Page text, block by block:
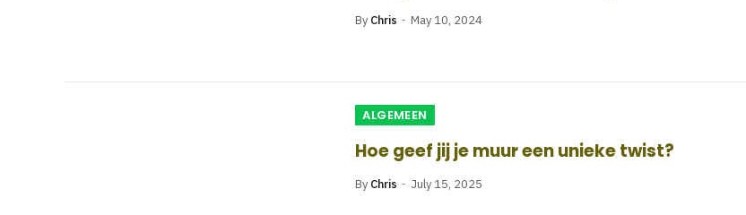
By Chris May 10, 2024
ALGEMEEN
Hoe geef jij je muur een unieke twist?
By Chris July 15, 2025